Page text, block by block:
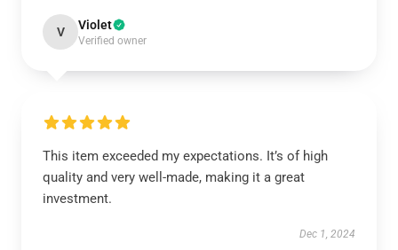
V Violet
Verified owner
This item exceeded my expectations. It’s of high
quality and very well-made, making it a great
investment.
Dec 1, 2024